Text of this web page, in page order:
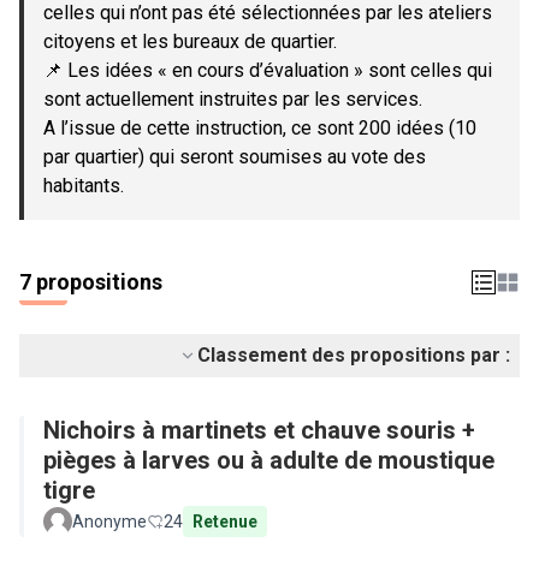
celles qui n’ont pas été sélectionnées par les ateliers
citoyens et les bureaux de quartier.
📌 Les idées « en cours d’évaluation » sont celles qui
sont actuellement instruites par les services.
A l’issue de cette instruction, ce sont 200 idées (10
par quartier) qui seront soumises au vote des
habitants.
7 propositions
Classement des propositions par :
Nichoirs à martinets et chauve souris +
pièges à larves ou à adulte de moustique
tigre
Anonyme 24 Retenue